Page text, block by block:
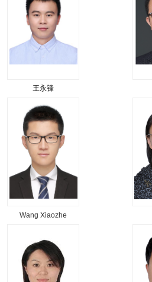
王永锋
Wang Xiaozhe